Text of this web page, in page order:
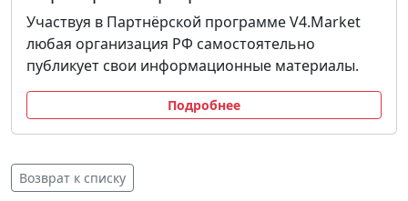
Участвуя в Партнёрской программе V4.Market
любая организация РФ самостоятельно
публикует свои информационные материалы.
Подробнее
Возврат к списку